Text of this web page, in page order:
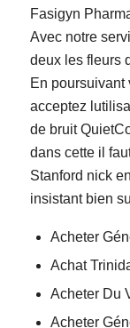
Fasigyn
Avec notre
deux les fleurs
En poursuivant
acceptez
de bruit
dans cette il
Stanford nick
insistant bien
Acheter
Achat
Acheter Du
Acheter